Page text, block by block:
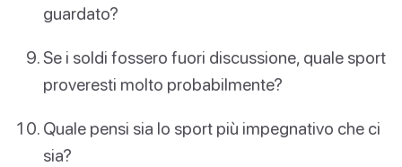
guardato?
Se i soldi fossero fuori discussione, quale sport
proveresti molto probabilmente?
Quale pensi sia lo sport più impegnativo che ci
sia?